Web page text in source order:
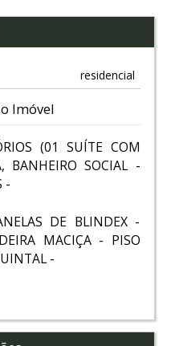
residencial
Imóvel
(01 SUÍTE COM
BANHEIRO SOCIAL -
-
DE BLINDEX -
MACIÇA - PISO
-